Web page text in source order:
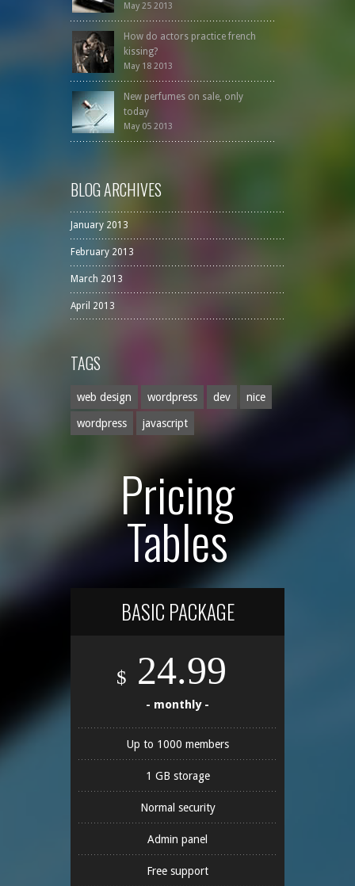
May 25 2013
How do actors practice french
kissing?
May 18 2013
New perfumes on sale, only
today
May 05 2013
BLOG ARCHIVES
January 2013
February 2013
March 2013
April 2013
TAGS
web design wordpress dev nice
wordpress javascript
Pricing
Tables
BASIC PACKAGE
$ 24.99
- monthly -
Up to 1000 members
1 GB storage
Normal security
Admin panel
Free support